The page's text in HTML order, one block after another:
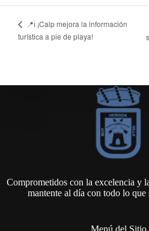
📍ℹ️ ¡Calp mejora la información
turística a pie de playa!
Comprometidos con la excelencia y
mantente al día con todo lo que